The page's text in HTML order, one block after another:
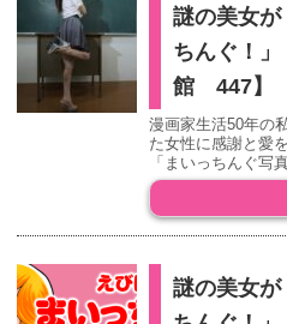
謎の美女が
ちんぐ！
館 447】
漫画家生活50年の
た女性に感謝と愛
「まいっちんぐ写
謎の美女が